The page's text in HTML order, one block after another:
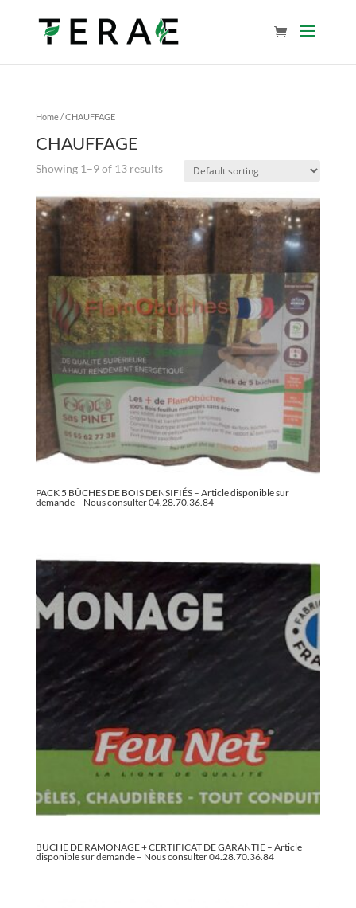
Home/ CHAUFFAGE
CHAUFFAGE
Showing 1–9 of 13 results
PACK 5 BÛCHES DE BOIS DENSIFIÉS – Article disponible sur
demande – Nous consulter 04.28.70.36.84
BÛCHE DE RAMONAGE + CERTIFICAT DE GARANTIE – Article
disponible sur demande – Nous consulter 04.28.70.36.84